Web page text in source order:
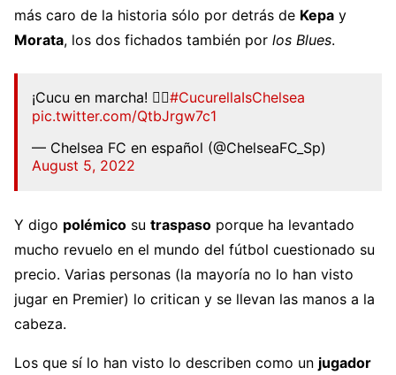
más caro de la historia sólo por detrás de Kepa y
Morata, los dos fichados también por los Blues.
¡Cucu en marcha! 🏃‍♂️#CucurellaIsChelsea
pic.twitter.com/QtbJrgw7c1
— Chelsea FC en español (@ChelseaFC_Sp)
August 5, 2022
Y digo polémico su traspaso porque ha levantado
mucho revuelo en el mundo del fútbol cuestionado su
precio. Varias personas (la mayoría no lo han visto
jugar en Premier) lo critican y se llevan las manos a la
cabeza.
Los que sí lo han visto lo describen como un jugador